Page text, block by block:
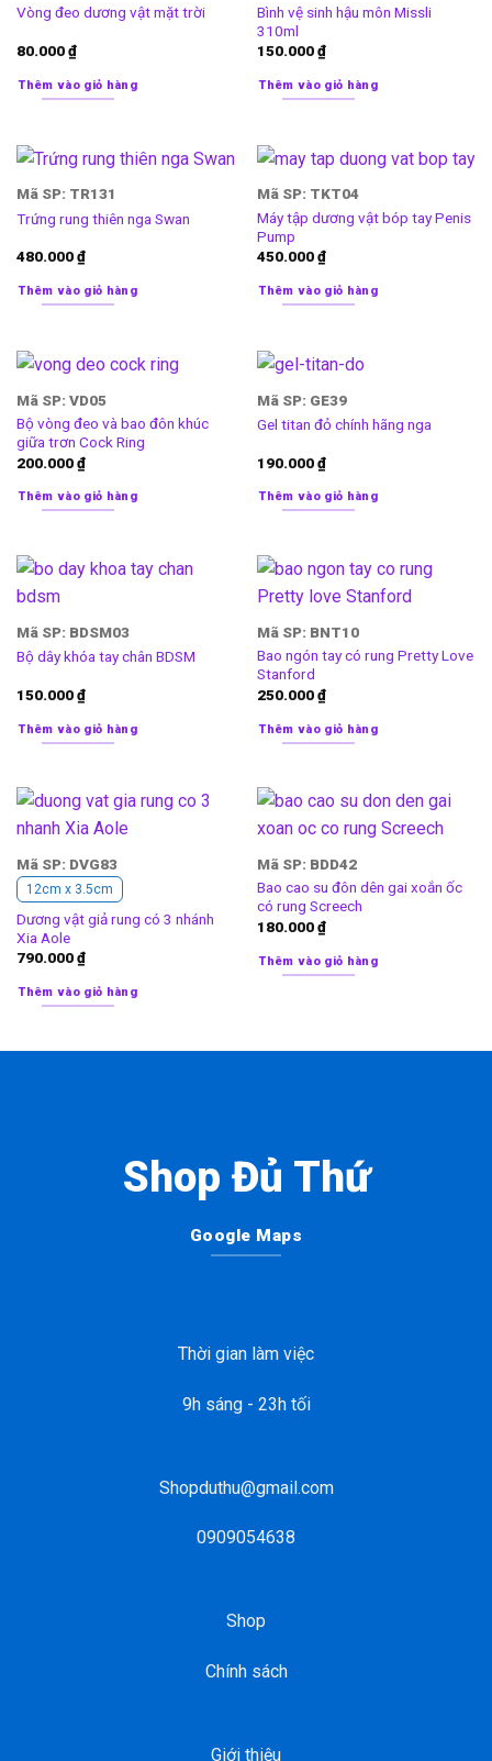
Vòng đeo dương vật mặt trời
80.000₫
Thêm vào giỏ hàng
Bình vệ sinh hậu môn Missli
310ml
150.000₫
Thêm vào giỏ hàng
Mã SP: TR131
Trứng rung thiên nga Swan
480.000₫
Thêm vào giỏ hàng
Mã SP: TKT04
Máy tập dương vật bóp tay Penis
Pump
450.000₫
Thêm vào giỏ hàng
Mã SP: VD05
Bộ vòng đeo và bao đôn khúc
giữa trơn Cock Ring
200.000₫
Thêm vào giỏ hàng
Mã SP: GE39
Gel titan đỏ chính hãng nga
190.000₫
Thêm vào giỏ hàng
Mã SP: BDSM03
Bộ dây khóa tay chân BDSM
150.000₫
Thêm vào giỏ hàng
Mã SP: BNT10
Bao ngón tay có rung Pretty Love
Stanford
250.000₫
Thêm vào giỏ hàng
Mã SP: DVG83
12cm x 3.5cm
Dương vật giả rung có 3 nhánh
Xia Aole
790.000₫
Thêm vào giỏ hàng
Mã SP: BDD42
Bao cao su đôn dên gai xoắn ốc
có rung Screech
180.000₫
Thêm vào giỏ hàng
Shop Đủ Thứ
Google Maps
Thời gian làm việc
9h sáng - 23h tối
Shopduthu@gmail.com
0909054638
Shop
Chính sách
Giới thiệu